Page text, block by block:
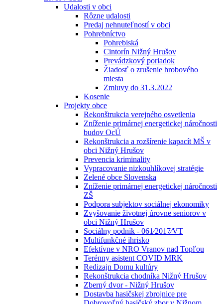
Udalosti v obci
Rôzne udalosti
Predaj nehnuteľností v obci
Pohrebníctvo
Pohrebiská
Cintorín Nižný Hrušov
Prevádzkový poriadok
Žiadosť o zrušenie hrobového
miesta
Zmluvy do 31.3.2022
Kosenie
Projekty obce
Rekonštrukcia verejného osvetlenia
Zníženie primárnej energetickej náročnosti
budov OcÚ
Rekonštrukcia a rozšírenie kapacít MŠ v
obci Nižný Hrušov
Prevencia kriminality
Vypracovanie nizkouhlíkovej stratégie
Zelené obce Slovenska
Zníženie primárnej energetickej náročnosti
ZŠ
Podpora subjektov sociálnej ekonomiky
Zvyšovanie životnej úrovne seniorov v
obci Nižný Hrušov
Sociálny podnik - 061⁄2017⁄VT
Multifunkčné ihrisko
Efektívne v NRO Vranov nad Topľou
Terénny asistent COVID MRK
Redizajn Domu kultúry
Rekonštrukcia chodníka Nižný Hrušov
Zberný dvor - Nižný Hrušov
Dostavba hasičskej zbrojnice pre